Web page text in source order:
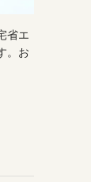
省エ
。お